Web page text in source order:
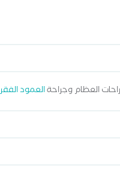
العظام وجراحةالعمود